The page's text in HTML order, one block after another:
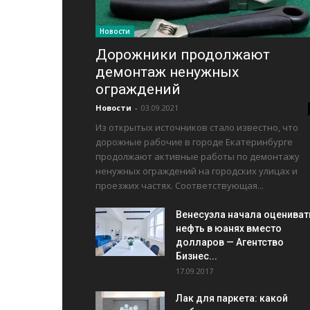
Новости
Дорожники продолжают
демонтаж ненужных
ограждений
Новости - 03.09.2021
Из открытых источников стало известно, что
дорожные рабочие в городе Екатеринбурге
продолжают активные работы по демонтажу
ненужных ограждений на городских улицах и
проезжих частях. Соответствующая...
Венесуэла начала
нефть в юанях вместо
долларов — Агентство
Бизнес...
17.09.2017
Лак для паркета: какой